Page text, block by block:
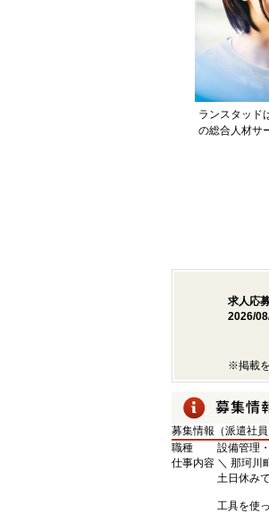
ランスタッド
の総合人材サ
求人応
2026/
※掲載
募集情報（派遣社員
職種
設備管理
仕事内容 ＼ 那珂川
土日休み
工具を使